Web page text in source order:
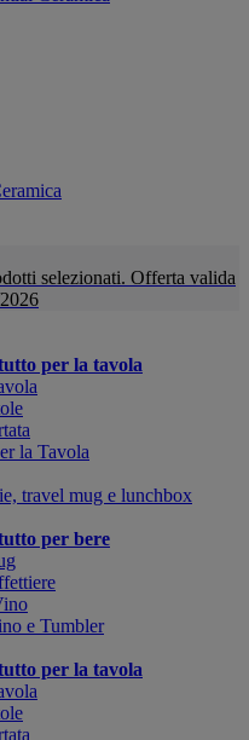
selezionati. Offerta valida
per la tavola
la Tavola
travel mug e lunchbox
per bere
e Tumbler
per la tavola